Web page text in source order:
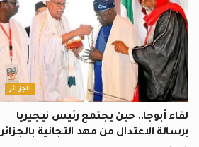
الجزائر
لقاء أبوجا.. حين يجتمع رئيس نيجيريا
برسالة الاعتدال من مهد التجانية بالجزائر